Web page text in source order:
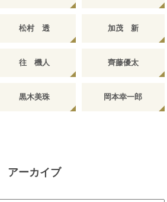
松村 透 加茂 新
往 機人 齊藤優太
黒木美珠 岡本幸一郎
アーカイブ